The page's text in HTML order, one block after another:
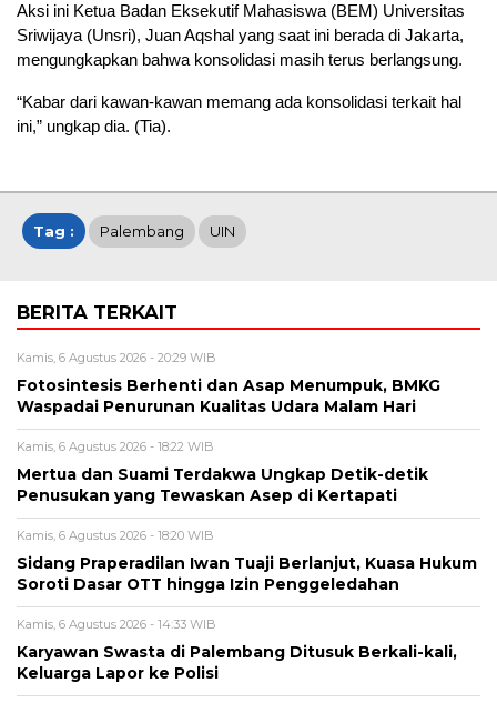
Aksi ini Ketua Badan Eksekutif Mahasiswa (BEM) Universitas
Sriwijaya (Unsri), Juan Aqshal yang saat ini berada di Jakarta,
mengungkapkan bahwa konsolidasi masih terus berlangsung.
“Kabar dari kawan-kawan memang ada konsolidasi terkait hal
ini,” ungkap dia. (Tia).
Tag : Palembang UIN
BERITA TERKAIT
Kamis, 6 Agustus 2026 - 20:29 WIB
Fotosintesis Berhenti dan Asap Menumpuk, BMKG
Waspadai Penurunan Kualitas Udara Malam Hari
Kamis, 6 Agustus 2026 - 18:22 WIB
Mertua dan Suami Terdakwa Ungkap Detik-detik
Penusukan yang Tewaskan Asep di Kertapati
Kamis, 6 Agustus 2026 - 18:20 WIB
Sidang Praperadilan Iwan Tuaji Berlanjut, Kuasa Hukum
Soroti Dasar OTT hingga Izin Penggeledahan
Kamis, 6 Agustus 2026 - 14:33 WIB
Karyawan Swasta di Palembang Ditusuk Berkali-kali,
Keluarga Lapor ke Polisi